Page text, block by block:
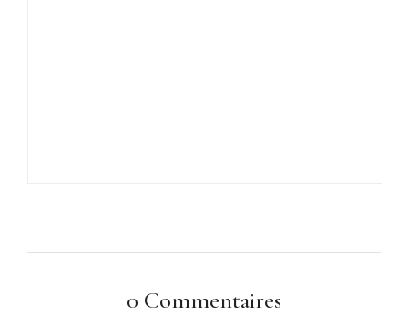
0 Commentaires